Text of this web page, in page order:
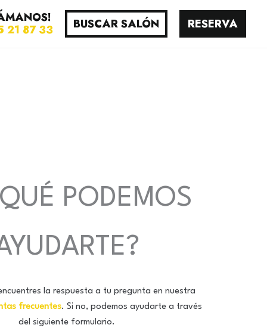
21 87 33
BUSCAR SALÓN RESERVA
PODEMOS
la respuesta a tu pregunta en nuestra
frecuentes. Si no, podemos ayudarte a través
del siguiente formulario.